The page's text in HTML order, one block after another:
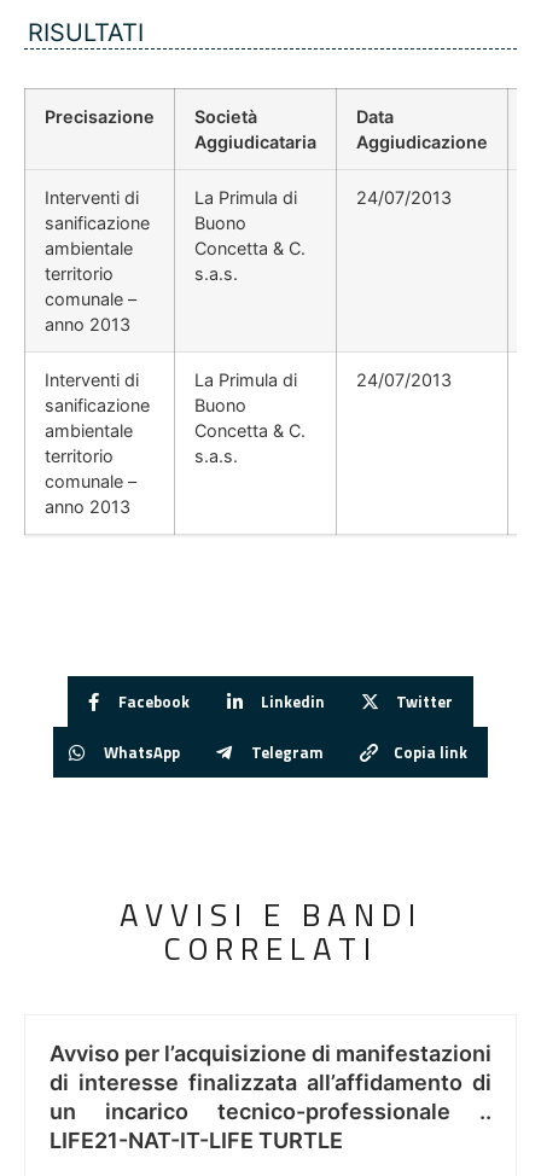
RISULTATI
Precisazione
Società
Aggiudicataria
Data
Aggiudicazione
Interventi di
sanificazione
ambientale
territorio
comunale –
anno 2013
La Primula di
Buono
Concetta & C.
s.a.s.
24/07/2013
Interventi di
sanificazione
ambientale
territorio
comunale –
anno 2013
La Primula di
Buono
Concetta & C.
s.a.s.
24/07/2013
Facebook Linkedin Twitter
WhatsApp Telegram Copia link
AVVISI E BANDI
CORRELATI
Avviso per l’acquisizione di manifestazioni
di interesse finalizzata all’affidamento di
un incarico tecnico-professionale ..
LIFE21-NAT-IT-LIFE TURTLE